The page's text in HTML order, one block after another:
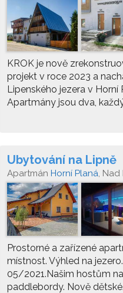
KROK je nově
projekt v roce 2023 a
Lipenského jezera v Horní
Apartmány jsou dva,
Ubytování na Lipně
Apartmán Horní Planá, Nad
Prostorné a zařízené
místnost. Výhled na
05/2021.Našim hostům
paddlebordy. Nově